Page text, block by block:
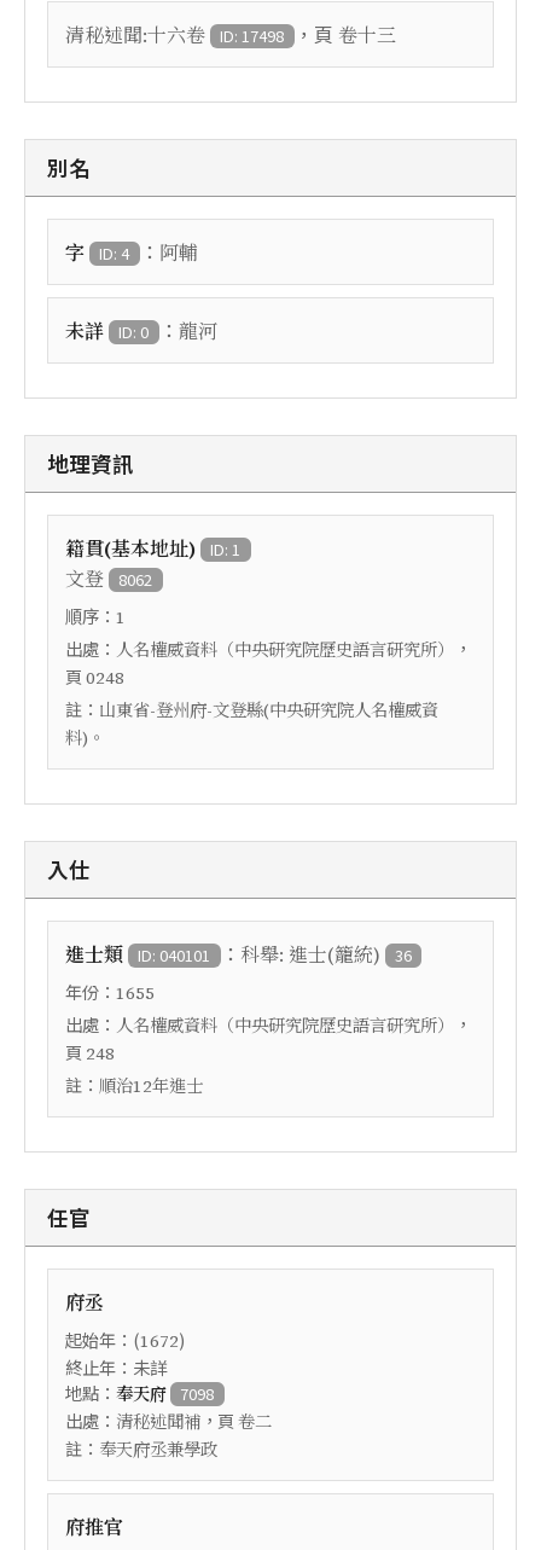
清秘述聞:十六卷 ID: 17498 ，頁 卷十三
別名
字 ID: 4 ： 阿輔
未詳 ID: 0 ： 龍河
地理資訊
籍貫(基本地址) ID: 1
文登 8062
順序： 1
出處： 人名權威資料（中央研究院歷史語言研究所）
，
頁 0248
註： 山東省-登州府-文登縣(中央研究院人名權威資
料)。
入仕
進士類 ID: 040101 ： 科舉: 進士(籠統) 36
年份： 1655
出處： 人名權威資料（中央研究院歷史語言研究所）
，
頁 248
註： 順治12年進士
任官
府丞
起始年：(1672)
終止年：未詳
地點： 奉天府 7098
出處： 清秘述聞補 ，頁 卷二
註： 奉天府丞兼學政
府推官